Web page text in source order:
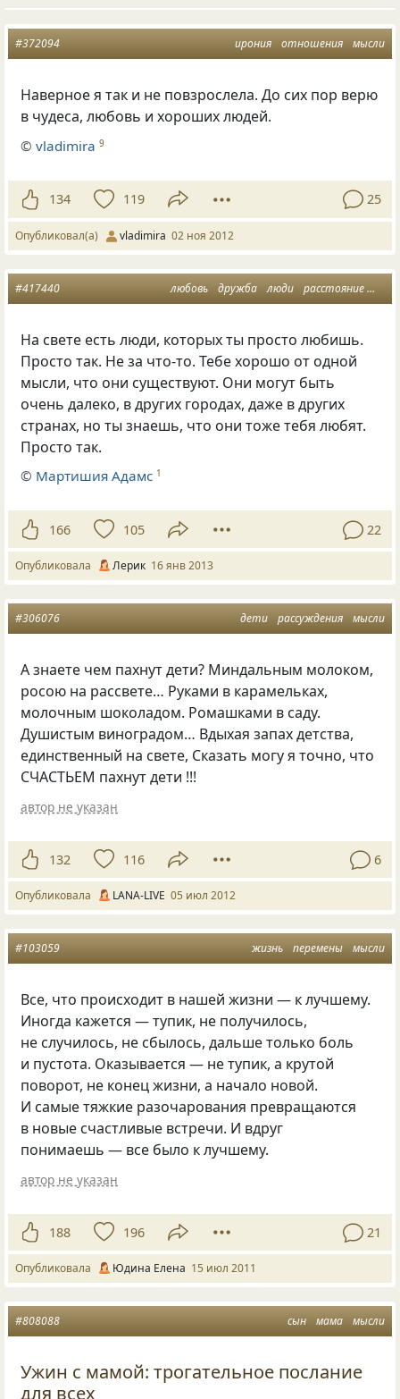
ирония отношения мысли
#372094
Наверное я так и не повзрослела. До сих пор верю
в чудеса, любовь и хороших людей.
©vladimira 9
134 119 25
Опубликовал(а) vladimira 02 ноя 2012
любовь дружба люди расстояние
#417440
На свете есть люди, которых ты просто любишь.
Просто так. Не за что-то. Тебе хорошо от одной
мысли, что они существуют. Они могут быть
очень далеко, в других городах, даже в других
странах, но ты знаешь, что они тоже тебя любят.
Просто так.
© Мартишия Адамс 1
166 105 22
Опубликовала Лерик 16 янв 2013
дети рассуждения мысли
#306076
А знаете чем пахнут дети? Миндальным молоком,
росою на рассвете… Руками в карамельках,
молочным шоколадом. Ромашками в саду.
Душистым виноградом… Вдыхая запах детства,
единственный на свете, Сказать могу я точно, что
СЧАСТЬЕМ пахнут дети !!!
автор не указан
132 116 6
Опубликовала LANA-LIVE 05 июл 2012
жизнь перемены мысли
#103059
Все, что происходит в нашей жизни — к лучшему.
Иногда кажется — тупик, не получилось,
не случилось, не сбылось, дальше только боль
и пустота. Оказывается — не тупик, а крутой
поворот, не конец жизни, а начало новой.
И самые тяжкие разочарования превращаются
в новые счастливые встречи. И вдруг
понимаешь — все было к лучшему.
автор не указан
188 196 21
Опубликовала Юдина Елена 15 июл 2011
сын мама мысли
#808088
Ужин с мамой: трогательное послание
для всех